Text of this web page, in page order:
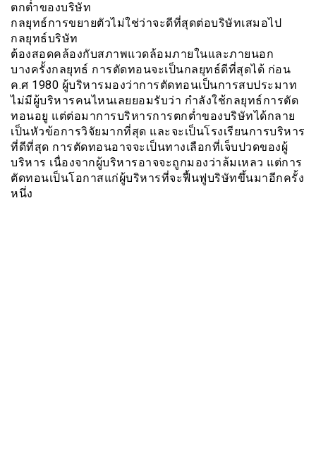
ตกต่ำของบริษัท
กลยุทธ์การขยายตัวไม่ใช่ว่าจะดีที่สุดต่อบริษัทเสมอไป
กลยุทธ์บริษัท
ต้องสอดคล้องกับสภาพแวดล้อมภายในและภายนอก
บางครั้งกลยุทธ์ การตัดทอนจะเป็นกลยุทธ์ดีที่สุดได้ ก่อน
ค.ศ 1980 ผู้บริหารมองว่าการตัดทอนเป็นการสบประมาท
ไม่มีผู้บริหารคนไหนเลยยอมรับว่า กำลังใช้กลยุทธ์การตัด
ทอนอยู แต่ต่อมาการบริหารการตกต่ำของบริษัทได้กลาย
เป็นหัวข้อการวิจัยมากที่สุด และจะเป็นโรงเรียนการบริหาร
ที่ดีที่สุด การตัดทอนอาจจะเป็นทางเลือกที่เจ็บปวดของผู้
บริหาร เนื่องจากผู้บริหารอาจจะถูกมองว่าล้มเหลว แต่การ
ตัดทอนเป็นโอกาสแก่ผู้บริหารที่จะฟื้นฟูบริษัทขึ้นมาอีกครั้ง
หนึ่ง